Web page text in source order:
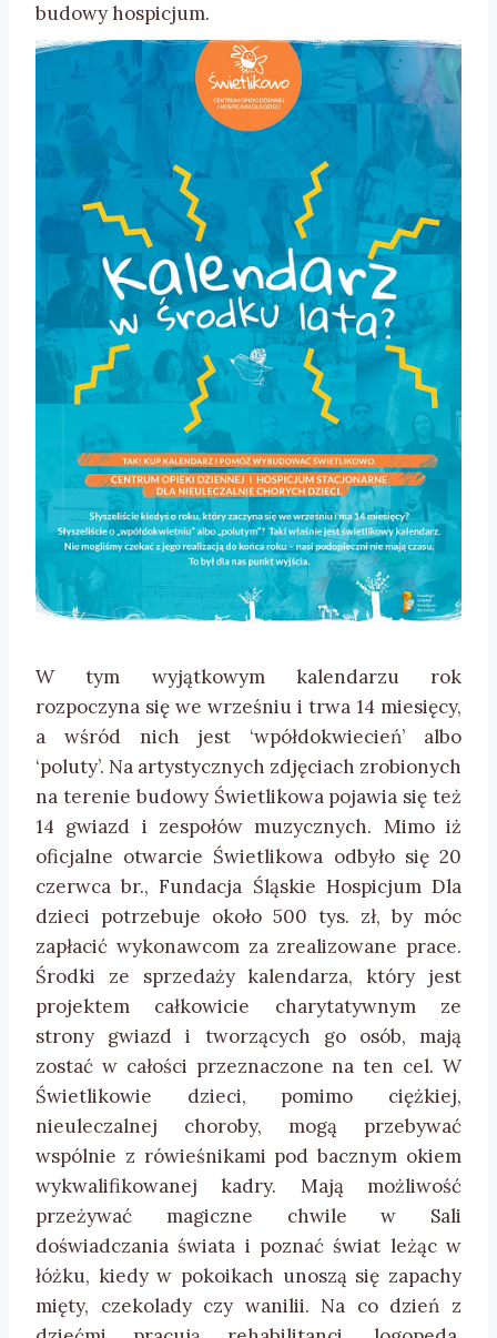
budowy hospicjum.
W tym wyjątkowym kalendarzu rok
rozpoczyna się we wrześniu i trwa 14 miesięcy,
a wśród nich jest ‘wpółdokwiecień’ albo
‘poluty’. Na artystycznych zdjęciach zrobionych
na terenie budowy Świetlikowa pojawia się też
14 gwiazd i zespołów muzycznych. Mimo iż
oficjalne otwarcie Świetlikowa odbyło się 20
czerwca br., Fundacja Śląskie Hospicjum Dla
dzieci potrzebuje około 500 tys. zł, by móc
zapłacić wykonawcom za zrealizowane prace.
Środki ze sprzedaży kalendarza, który jest
projektem całkowicie charytatywnym ze
strony gwiazd i tworzących go osób, mają
zostać w całości przeznaczone na ten cel. W
Świetlikowie dzieci, pomimo ciężkiej,
nieuleczalnej choroby, mogą przebywać
wspólnie z rówieśnikami pod bacznym okiem
wykwalifikowanej kadry. Mają możliwość
przeżywać magiczne chwile w Sali
doświadczania świata i poznać świat leżąc w
łóżku, kiedy w pokoikach unoszą się zapachy
mięty, czekolady czy wanilii. Na co dzień z